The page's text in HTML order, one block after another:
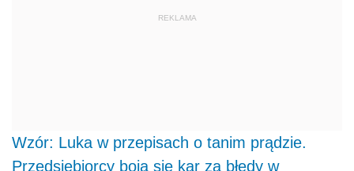
REKLAMA
Wzór: Luka w przepisach o tanim prądzie.
Przedsiębiorcy boją się kar za błędy w